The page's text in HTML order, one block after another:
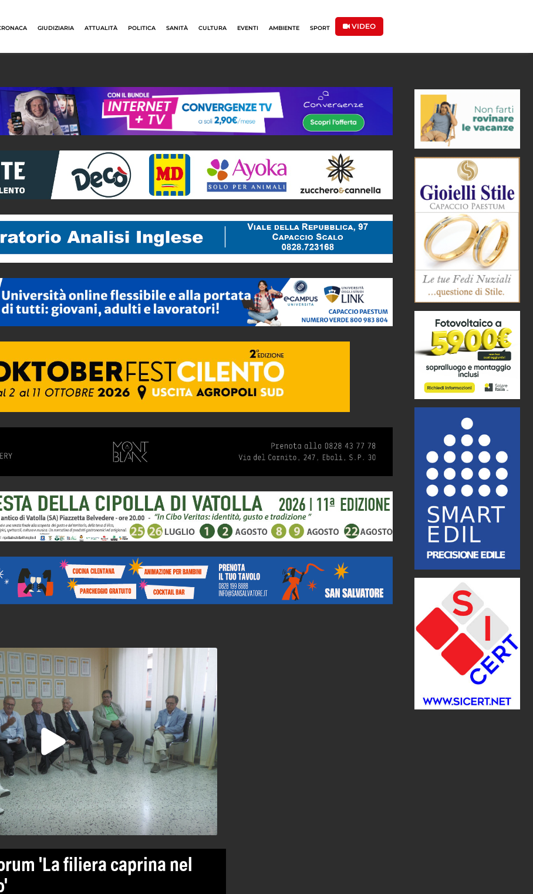
GIUDIZIARIA ATTUALITÀ POLITICA SANITÀ CULTURA EVENTI AMBIENTE SPORT VIDEO
'La filiera caprina nel